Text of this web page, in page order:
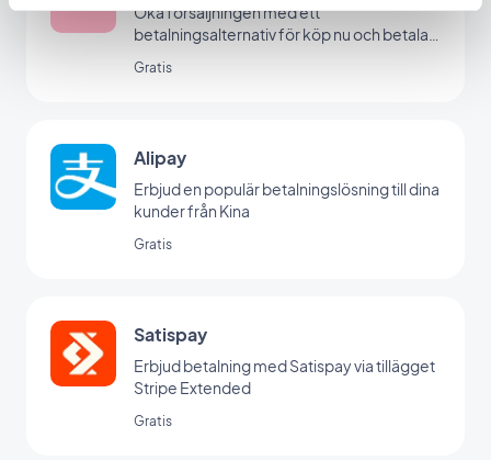
Öka försäljningen med ett
betalningsalternativ för köp nu och betala
Gratis
Alipay
Erbjud en populär betalningslösning till dina
kunder från Kina
Gratis
Satispay
Erbjud betalning med Satispay via tillägget
Stripe Extended
Gratis